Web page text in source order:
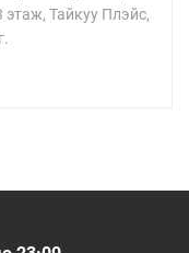
Тайкуу Плэйс,